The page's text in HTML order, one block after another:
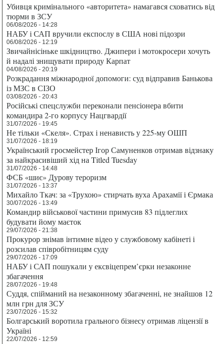
Убивця кримінального «авторитета» намагався сховатись від
тюрми в ЗСУ
06/08/2026 - 14:28
НАБУ і САП вручили експослу в США нові підозри
06/08/2026 - 12:19
Звичайнісіньке шкідництво. Джипери і мотокросери хочуть
й надалі знищувати природу Карпат
04/08/2026 - 20:19
Розкрадання міжнародної допомоги: суд відправив Банькова
із МЗС в СІЗО
03/08/2026 - 20:43
Російські спецслужби переконали пенсіонера вбити
командира 2-го корпусу Нацгвардії
31/07/2026 - 19:45
Не тільки «Скеля». Страх і ненависть у 225-му ОШП
31/07/2026 - 18:19
Український гросмейстер Ігор Самуненков отримав відзнаку
за найкрасивіший хід на Titled Tuesday
31/07/2026 - 14:48
ФСБ «шиє» Дурову тероризм
31/07/2026 - 13:37
Михайло Ткач: за «Трухою» стирчать вуха Арахамії і Єрмака
30/07/2026 - 13:49
Командир військової частини примусив 83 підлеглих
будувати йому маєток
29/07/2026 - 21:38
Прокурор знімав інтимне відео у службовому кабінеті і
розсилав співробітницям суду
29/07/2026 - 17:09
НАБУ і САП пошукали у ексвіцепрем’єрки незаконне
збагачення
28/07/2026 - 19:48
Суддя, спійманий на незаконному збагаченні, не знайшов 12
млн грн для ЗСУ
23/07/2026 - 15:32
Болгарський воротила грального бізнесу отримав ліцензії в
Україні
22/07/2026 - 12:59